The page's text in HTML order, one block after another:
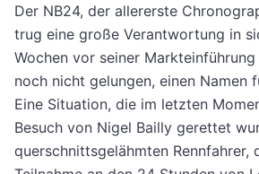
Der NB24, der allererste
trug eine große Verantwortung in
Wochen vor seiner
noch nicht gelungen, einen Namen
Eine Situation, die im letzten
Besuch von Nigel Bailly gerettet
querschnittsgelähmten Rennfahrer,